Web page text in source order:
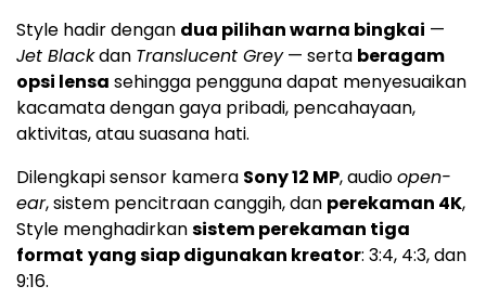
Style hadir dengan dua pilihan warna bingkai —
Jet Blackdan Translucent Grey— serta beragam
opsi lensa sehingga pengguna dapat menyesuaikan
kacamata dengan gaya pribadi, pencahayaan,
aktivitas, atau suasana hati.
Dilengkapi sensor kamera Sony 12 MP, audioopen-
ear, sistem pencitraan canggih, dan perekaman 4K,
Style menghadirkansistem perekaman tiga
format yang siap digunakan kreator: 3:4, 4:3, dan
9:16.